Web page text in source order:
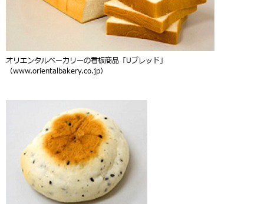
オリエンタルベーカリーの看板商品「Uブレッド」
（www.orientalbakery.co.jp）